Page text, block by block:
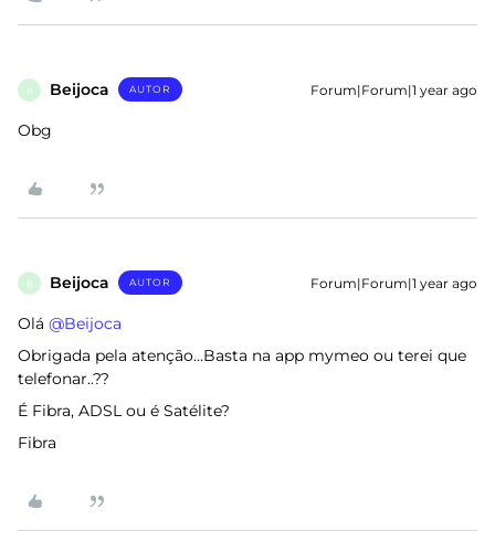
B Beijoca AUTOR Forum|Forum|1 year ago
Obg
B Beijoca AUTOR Forum|Forum|1 year ago
Olá ​ @Beijoca
Obrigada pela atenção…Basta na app mymeo ou terei que
telefonar..??
É Fibra, ADSL ou é Satélite?
Fibra